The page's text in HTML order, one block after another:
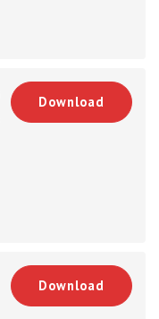
Download
Download